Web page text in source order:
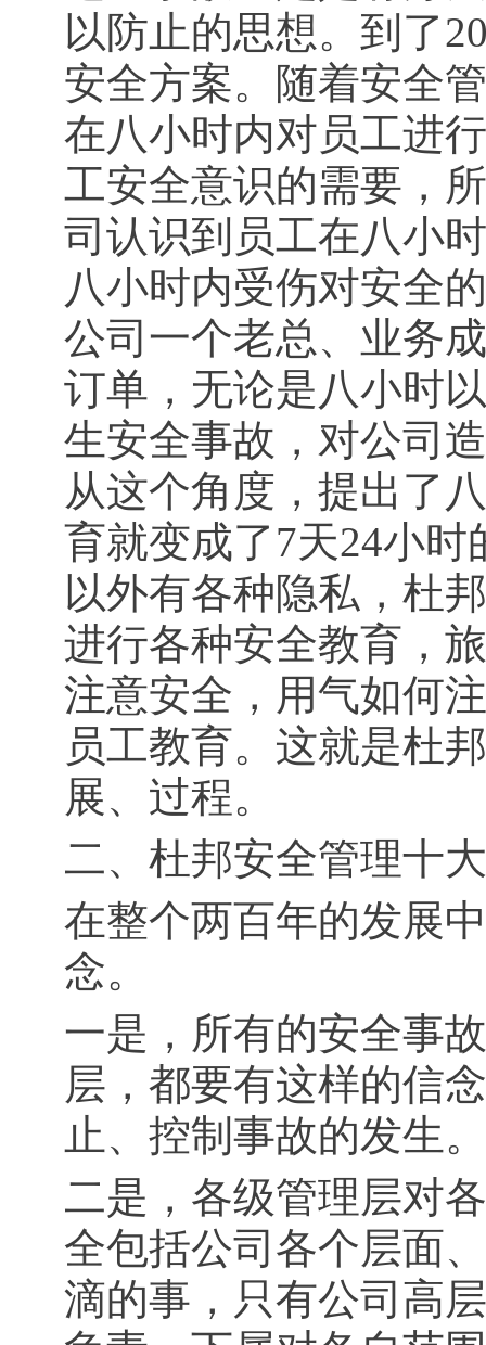
以防止的思想。到了
安全方案。随着安全
在八小时内对员工进
工安全意识的需要，
司认识到员工在八小
八小时内受伤对安全
公司一个老总、业务
订单，无论是八小时
生安全事故，对公司
从这个角度，提出了
育就变成了7天24小
以外有各种隐私，杜
进行各种安全教育，
注意安全，用气如何
员工教育。这就是杜
展、过程。
二、杜邦安全管理十
在整个两百年的发展
念。
一是，所有的安全事
层，都要有这样的信
止、控制事故的发生。
二是，各级管理层对
全包括公司各个层面
滴的事，只有公司高